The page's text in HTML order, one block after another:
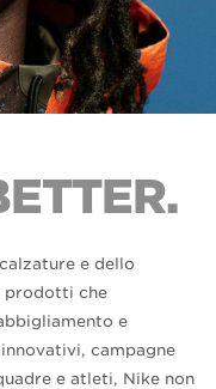
e dello
prodotti che
e
campagne
e atleti, Nike non